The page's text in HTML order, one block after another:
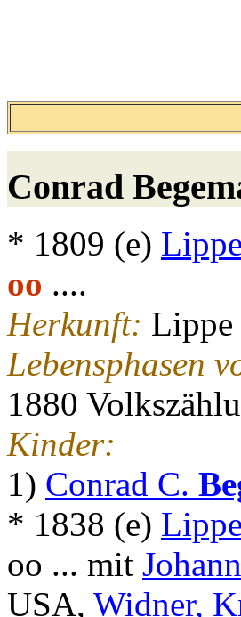
Conrad
* 1809 (e) Lippe
oo ....
Herkunft: Lippe
Lebensphasen
1880
Kinder:
1) Conrad C.
* 1838 (e) Lippe
oo ... mit
USA, Widner,